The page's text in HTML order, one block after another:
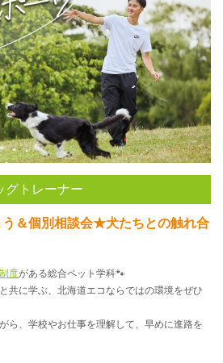
グトレーナー
う＆個別相談会★犬たちとの触れ合
度がある総合ペット学科🐾
共に学ぶ、北海道エコならではの環境をぜひ
ら、学校やお仕事を理解して、早めに進路を